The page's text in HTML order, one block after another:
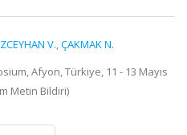
V.,ÇAKMAK N.
Afyon, Türkiye, 11 - 13 Mayıs
Metin Bildiri)